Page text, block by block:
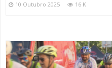
10 Outubro 2025 16 K